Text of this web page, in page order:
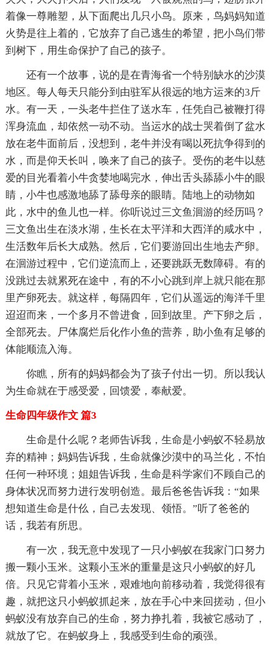
着像一尊雕塑，从下面爬出几只小鸟。原来，鸟妈妈知道
火势是往上着的，它放弃了自己逃生的希望，把小鸟们带
到树下，用生命保护了自己的孩子。
还有一个故事，说的是在青海省一个特别缺水的沙漠
地区。每人每天只能分到由驻军从很远的地方运来的3斤
水。有一天，一头老牛拦住了送水车，任凭自己被鞭打得
浑身流血，却依然一动不动。当运水的战士哭着倒了盆水
放在老牛面前后，没想到，老牛并没有喝以死抗争得到的
水，而是仰天长叫，唤来了自己的孩子。受伤的老牛以慈
爱的目光看着小牛贪婪地喝完水，伸出舌头舔舔小牛的眼
睛，小牛也感激地舔了舔母亲的眼睛。陆地上的动物如
此，水中的鱼儿也一样。你听说过三文鱼洄游的经历吗？
三文鱼出生在淡水湖，生长在太平洋和大西洋的咸水中，
生活数年后长大成熟。然后，它们要游回出生地去产卵。
在洄游过程中，它们逆流而上，还要跳跃无数障碍。有的
没跳过去就累死在途中，有的不小心跳到岸上就只能在那
里产卵死去。就这样，每隔四年，它们从遥远的海洋千里
迢迢而来，一个多月不曾进食，回到故里。产下卵之后，
全部死去。尸体腐烂后化作小鱼的营养，助小鱼有足够的
体能顺流入海。
你瞧，所有的妈妈都会为了孩子付出一切。所以我认
为生命就在于感受爱，回馈爱，奉献爱。
生命四年级作文 篇3
生命是什么呢？老师告诉我，生命是小蚂蚁不轻易放
弃的精神；妈妈告诉我，生命就像沙漠中的马兰化，不怕
任何一种环境；姐姐告诉我，生命是科学家们不顾自己的
身体状况而努力进行发明创造。最后爸爸告诉我：“如果
想知道生命是什仫，自己去发现、领悟。”听了爸爸的
话，我若有所思。
有一次，我无意中发现了一只小蚂蚁在我家门口努力
搬一颗小玉米。这颗小玉米的重量是这只小蚂蚁的好几
倍。只见它背着小玉米，艰难地向前移动着，我觉得很有
趣，就把这只小蚂蚁抓起来，放在手心中来回搓动，但小
蚂蚁没有放弃自己的生命，努力挣扎着，我被它感动了，
就放了它。在蚂蚁身上，我感受到生命的顽强。